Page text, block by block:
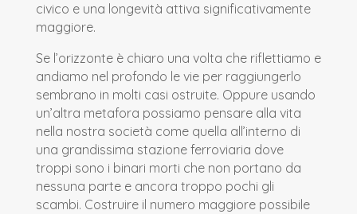
civico e una longevità attiva significativamente
maggiore.
Se l’orizzonte è chiaro una volta che riflettiamo e
andiamo nel profondo le vie per raggiungerlo
sembrano in molti casi ostruite. Oppure usando
un’altra metafora possiamo pensare alla vita
nella nostra società come quella all’interno di
una grandissima stazione ferroviaria dove
troppi sono i binari morti che non portano da
nessuna parte e ancora troppo pochi gli
scambi. Costruire il numero maggiore possibile